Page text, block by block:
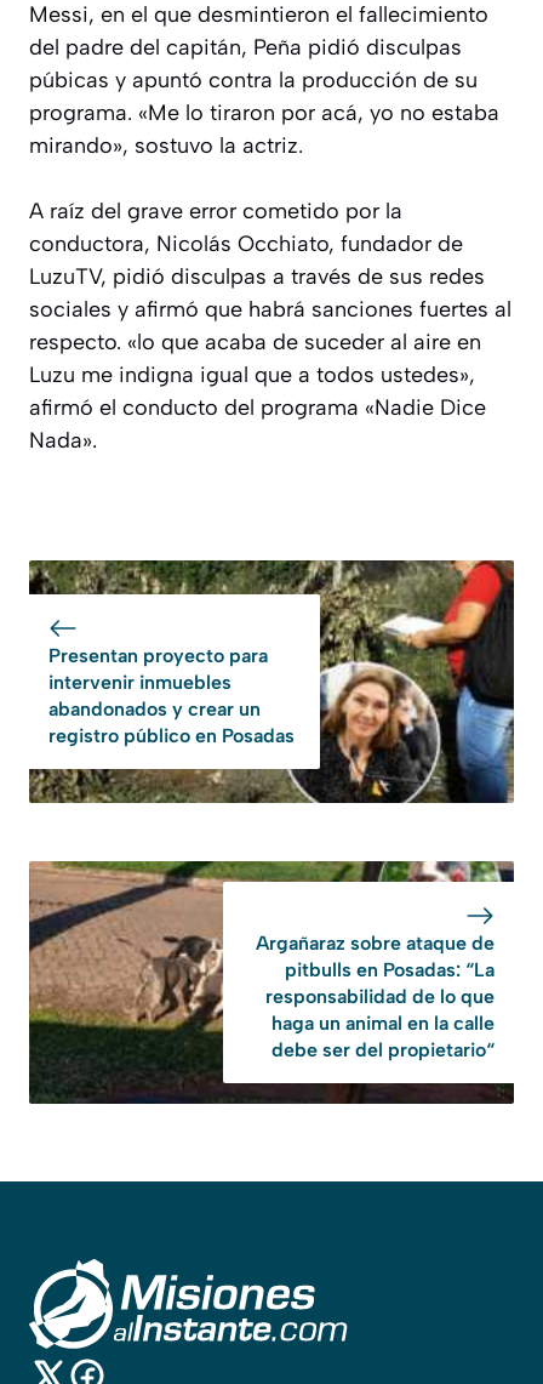
Messi, en el que desmintieron el fallecimiento
del padre del capitán, Peña pidió disculpas
púbicas y apuntó contra la producción de su
programa. «Me lo tiraron por acá, yo no estaba
mirando», sostuvo la actriz.
A raíz del grave error cometido por la
conductora, Nicolás Occhiato, fundador de
LuzuTV, pidió disculpas a través de sus redes
sociales y afirmó que habrá sanciones fuertes al
respecto. «lo que acaba de suceder al aire en
Luzu me indigna igual que a todos ustedes»,
afirmó el conducto del programa «Nadie Dice
Nada».
Presentan proyecto para
intervenir inmuebles
abandonados y crear un
registro público en Posadas
Argañaraz sobre ataque de
pitbulls en Posadas: “La
responsabilidad de lo que
haga un animal en la calle
debe ser del propietario“